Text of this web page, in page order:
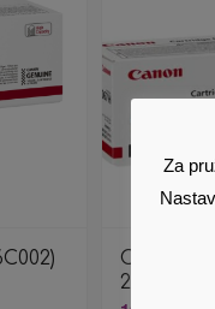
Canon
2,35K XL
Za